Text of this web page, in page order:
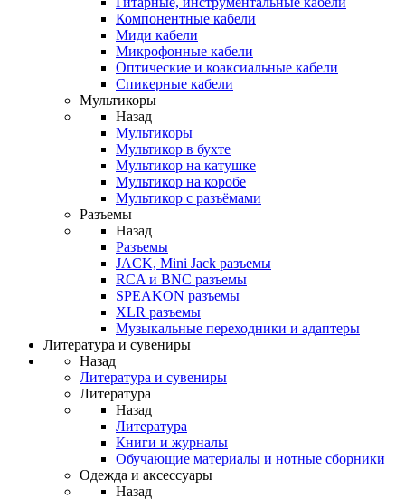
Компонентные кабели
Миди кабели
Микрофонные кабели
Оптические и коаксиальные кабели
Спикерные кабели
Мультикоры
Назад
Мультикоры
Мультикор в бухте
Мультикор на катушке
Мультикор на коробе
Мультикор с разъёмами
Разъемы
Назад
Разъемы
JACK, Mini Jack разъемы
RCA и BNC разъемы
SPEAKON разъемы
XLR разъемы
Музыкальные переходники и адаптеры
Литература и сувениры
Назад
Литература и сувениры
Литература
Назад
Литература
Книги и журналы
Обучающие материалы и нотные сборники
Одежда и аксессуары
Назад